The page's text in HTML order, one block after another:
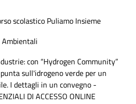
scolastico Puliamo Insieme
Ambientali
con “Hydrogen Community”
sull'idrogeno verde per un
I dettagli in un convegno -
DI ACCESSO ONLINE